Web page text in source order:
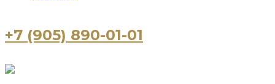
+7 (905) 890-01-01